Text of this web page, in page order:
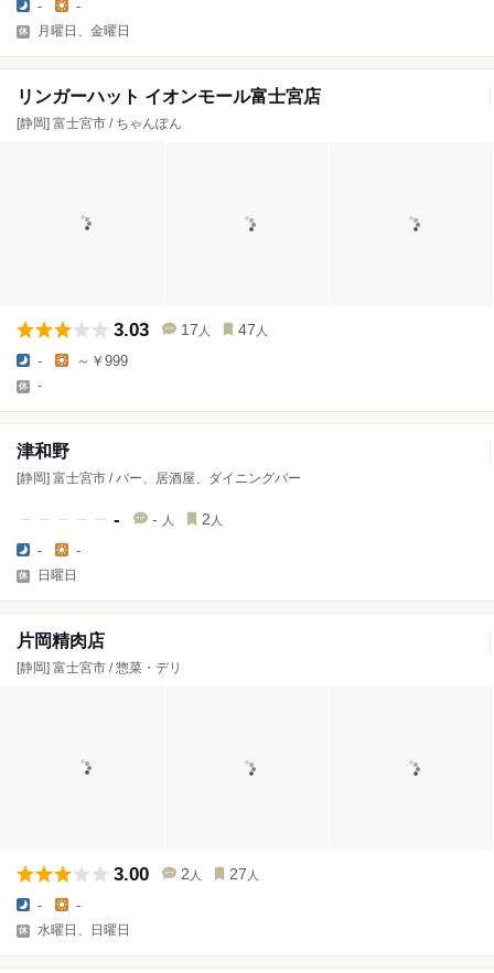
- -
月曜日、金曜日
リンガーハット イオンモール富士宮店
[静岡] 富士宮市 / ちゃんぽん
3.03 17 人 47 人
- ～￥999
-
津和野
[静岡] 富士宮市 / バー、居酒屋、ダイニングバー
- - 人 2 人
- -
日曜日
片岡精肉店
[静岡] 富士宮市 / 惣菜・デリ
3.00 2 人 27 人
- -
水曜日、日曜日